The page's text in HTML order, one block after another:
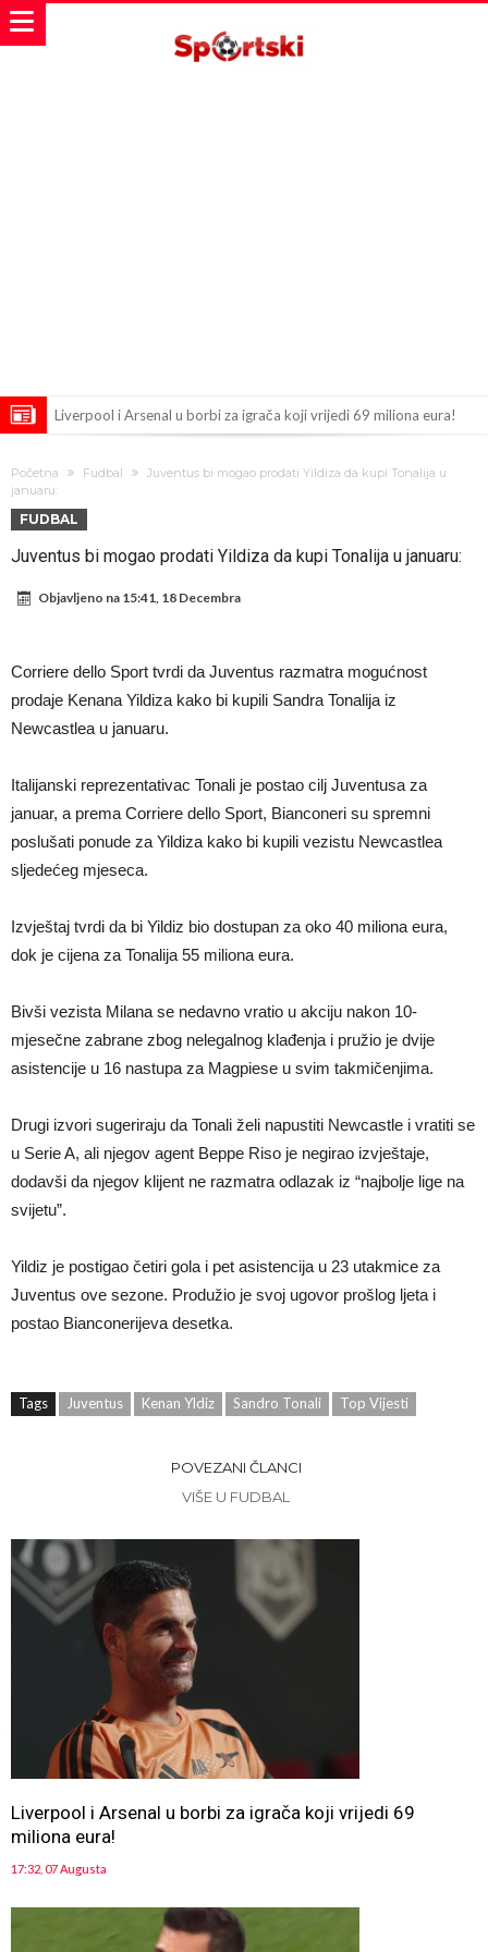
Liverpool i Arsenal u borbi za igrača koji vrijedi 69 miliona eura!
napokon poznat
Engleski reprezentativac optužen za napad u noćnom klubu
Suđenje o smrti Maradone: Noge su mu bile natečene, nije se htio
oprati
Ko je uvjerio Rodrija da izabere Barcelonu?
Ulazim na stadion da raznesem Mesija sa četiri bombe
Manchester City pronašao idealnu zamjenu za Rodrija
Samo dva fudbalska velikana uspjela su ostvariti “nemoguće”! Jedan
Atletico prati situaciju.
Početna Fudbal
Juventus bi mogao prodati Yildiza da kupi Tonalija u
januaru:
FUDBAL
Juventus bi mogao prodati Yildiza da kupi Tonalija u januaru:
Objavljeno na 15:41, 18 Decembra
Corriere dello Sport tvrdi da Juventus razmatra mogućnost
prodaje Kenana Yildiza kako bi kupili Sandra Tonalija iz
Newcastlea u januaru.
Italijanski reprezentativac Tonali je postao cilj Juventusa za
januar, a prema Corriere dello Sport, Bianconeri su spremni
poslušati ponude za Yildiza kako bi kupili vezistu Newcastlea
sljedećeg mjeseca.
Izvještaj tvrdi da bi Yildiz bio dostupan za oko 40 miliona eura,
dok je cijena za Tonalija 55 miliona eura.
Bivši vezista Milana se nedavno vratio u akciju nakon 10-
mjesečne zabrane zbog nelegalnog klađenja i pružio je dvije
asistencije u 16 nastupa za Magpiese u svim takmičenjima.
Drugi izvori sugeriraju da Tonali želi napustiti Newcastle i vratiti se
u Serie A, ali njegov agent Beppe Riso je negirao izvještaje,
dodavši da njegov klijent ne razmatra odlazak iz “najbolje lige na
svijetu”.
Yildiz je postigao četiri gola i pet asistencija u 23 utakmice za
Juventus ove sezone. Produžio je svoj ugovor prošlog ljeta i
postao Bianconerijeva desetka.
Tags Juventus Kenan Yldiz Sandro Tonali Top Vijesti
POVEZANI ČLANCI
VIŠE U FUDBAL
Liverpool i Arsenal u borbi za igrača koji vrijedi 69
miliona eura!
17:32, 07 Augusta